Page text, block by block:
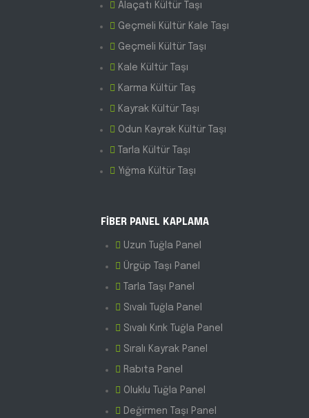
Alaçatı Kültür Taşı
Geçmeli Kültür Kale Taşı
Geçmeli Kültür Taşı
Kale Kültür Taşı
Karma Kültür Taş
Kayrak Kültür Taşı
Odun Kayrak Kültür Taşı
Tarla Kültür Taşı
Yığma Kültür Taşı
FİBER PANEL KAPLAMA
Uzun Tuğla Panel
Ürgüp Taşı Panel
Tarla Taşı Panel
Sıvalı Tuğla Panel
Sıvalı Kırık Tuğla Panel
Sıralı Kayrak Panel
Rabıta Panel
Oluklu Tuğla Panel
Değirmen Taşı Panel